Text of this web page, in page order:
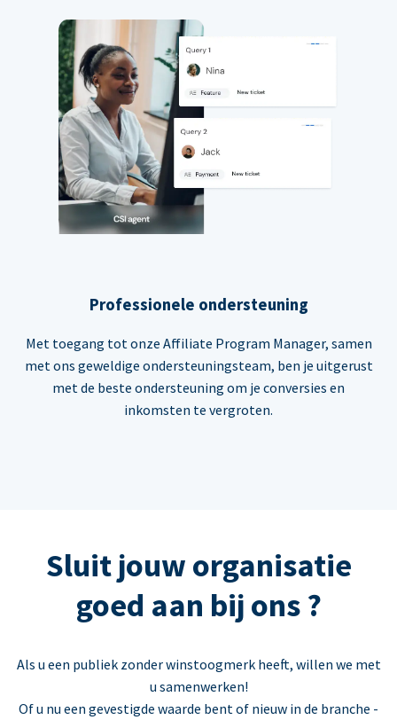
Professionele ondersteuning
Met toegang tot onze Affiliate Program Manager, samen
met ons geweldige ondersteuningsteam, ben je uitgerust
met de beste ondersteuning om je conversies en
inkomsten te vergroten.
Sluit jouw organisatie
goed aan bij ons ?
Als u een publiek zonder winstoogmerk heeft, willen we met
u samenwerken!
Of u nu een gevestigde waarde bent of nieuw in de branche -